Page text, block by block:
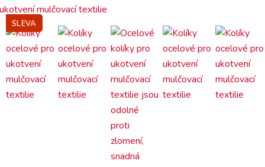
SLEVA